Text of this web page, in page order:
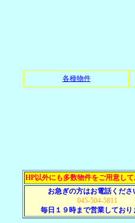
各種物件
HP以外にも多数物件をご用意して
お急ぎの方はお電話くださ
045-504-5811
毎日１９時まで営業しており